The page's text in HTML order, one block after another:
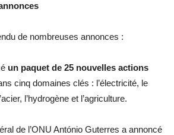
de nombreuses annonces :
un paquet de 25 nouvelles actions
cinq domaines clés : l’électricité, le
l’hydrogène et l’agriculture.
de l’ONU António Guterres a annoncé